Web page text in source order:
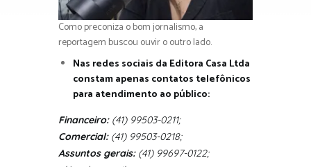
Como preconiza o bom jornalismo, a
reportagem buscou ouvir o outro lado.
Nas redes sociais da Editora Casa Ltda
constam apenas contatos telefônicos
para atendimento ao público:
Financeiro:(41) 99503-0211;
Comercial:(41) 99503-0218;
Assuntos gerais:(41) 99697-0122;